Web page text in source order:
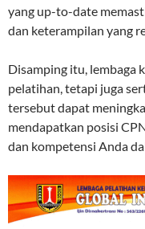
yang up-to-date
dan keterampilan yang
Disamping itu, lembaga
pelatihan, tetapi juga
tersebut dapat
mendapatkan posisi
dan kompetensi Anda